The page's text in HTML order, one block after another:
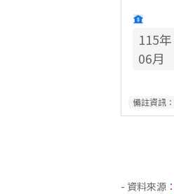
115年
06月
備註資訊：
- 資料來源：